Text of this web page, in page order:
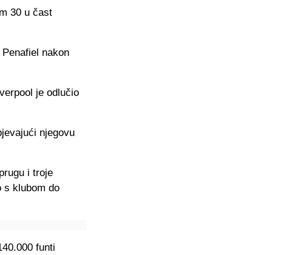
30 u čast
nakon
je odlučio
njegovu
i troje
s klubom do
funti